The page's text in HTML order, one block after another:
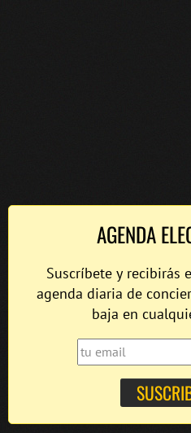
AGENDA
Suscríbete y recibirás
agenda diaria de
baja en